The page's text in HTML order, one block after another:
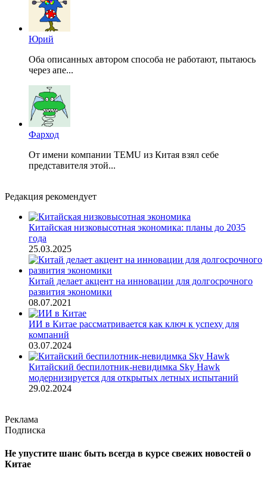
Юрий
Оба описанных автором способа не работают, пытаюсь
через апе...
Фарход
От имени компании TEMU из Китая взял себе
представителя этой...
Редакция рекомендует
Китайская низковысотная экономика: планы до 2035
года
25.03.2025
Китай делает акцент на инновации для долгосрочного
развития экономики
08.07.2021
ИИ в Китае рассматривается как ключ к успеху для
компаний
03.07.2024
Китайский беспилотник-невидимка Sky Hawk
модернизируется для открытых летных испытаний
29.02.2024
Реклама
Подписка
Не упустите шанс быть всегда в курсе свежих новостей о
Китае